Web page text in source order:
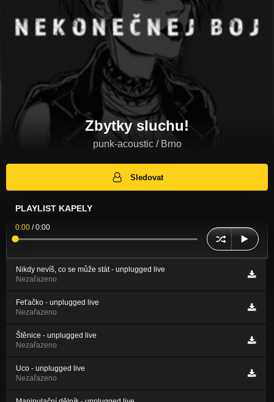
Zbytky sluchu!
punk-acoustic / Brno
Sledovat
PLAYLIST KAPELY
0:00 /0:00
Nikdy nevíš, co se může stát - unplugged live
Nezařazeno
Feťačko - unplugged live
Nezařazeno
Štěnice - unplugged live
Nezařazeno
Uco - unplugged live
Nezařazeno